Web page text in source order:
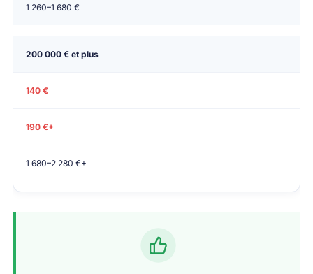
1 260–1 680 €
200 000 € et plus
140 €
190 €+
1 680–2 280 €+